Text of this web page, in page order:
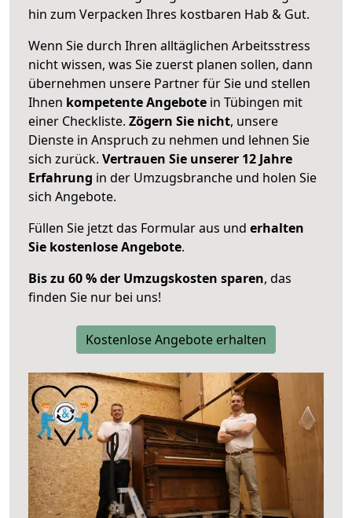
hin zum Verpacken Ihres kostbaren Hab & Gut.
Wenn Sie durch Ihren alltäglichen Arbeitsstress
nicht wissen, was Sie zuerst planen sollen, dann
übernehmen unsere Partner für Sie und stellen
Ihnen kompetente Angebote in Tübingen mit
einer Checkliste. Zögern Sie nicht, unsere
Dienste in Anspruch zu nehmen und lehnen Sie
sich zurück. Vertrauen Sie unserer 12 Jahre
Erfahrung in der Umzugsbranche und holen Sie
sich Angebote.
Füllen Sie jetzt das Formular aus und erhalten
Sie kostenlose Angebote.
Bis zu 60 % der Umzugskosten sparen, das
finden Sie nur bei uns!
Kostenlose Angebote erhalten